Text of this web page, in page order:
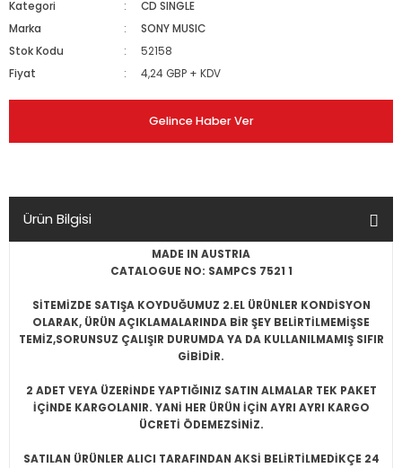
Kategori
CD SINGLE
Marka
SONY MUSIC
Stok Kodu
52158
Fiyat
4,24 GBP + KDV
Gelince Haber Ver
Ürün Bilgisi
MADE IN AUSTRIA
CATALOGUE NO: SAMPCS 7521 1
SİTEMİZDE SATIŞA KOYDUĞUMUZ 2.EL ÜRÜNLER KONDİSYON
OLARAK, ÜRÜN AÇIKLAMALARINDA BİR ŞEY BELİRTİLMEMİŞSE
TEMİZ,SORUNSUZ ÇALIŞIR DURUMDA YA DA KULLANILMAMIŞ SIFIR
GİBİDİR.
2 ADET VEYA ÜZERİNDE YAPTIĞINIZ SATIN ALMALAR TEK PAKET
İÇİNDE KARGOLANIR. YANİ HER ÜRÜN İÇİN AYRI AYRI KARGO
ÜCRETİ ÖDEMEZSİNİZ.
SATILAN ÜRÜNLER ALICI TARAFINDAN AKSİ BELİRTİLMEDİKÇE 24